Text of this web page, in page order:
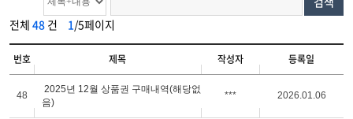
전체 48 건 1/5페이지
번호 제목 작성자 등록일
48
2025년 12월 상품권 구매내역(해당없
음)
*** 2026.01.06